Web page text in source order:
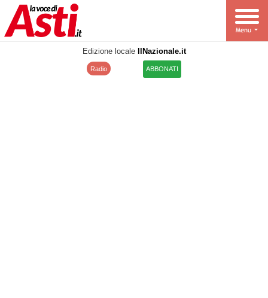
Edizione locale IlNazionale.it
Radio ABBONATI